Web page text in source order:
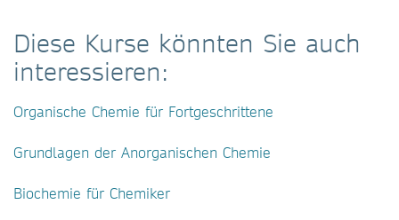
Diese Kurse könnten Sie auch
interessieren:
Organische Chemie für Fortgeschrittene
Grundlagen der Anorganischen Chemie
Biochemie für Chemiker